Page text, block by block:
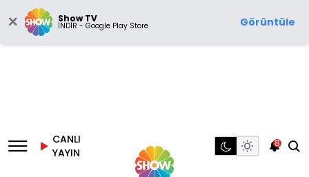
Show TV
İNDİR - Google Play Store Görüntüle
CANLI
YAYIN
8